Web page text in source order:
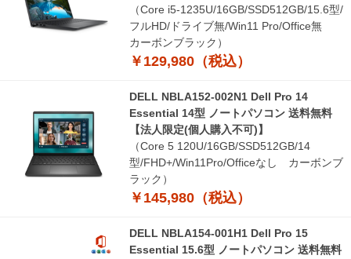
（Core i5-1235U/16GB/SSD512GB/15.6型/
フルHD/ドライブ無/Win11 Pro/Office無
カーボンブラック）
￥129,980（税込）
DELL NBLA152-002N1 Dell Pro 14
Essential 14型 ノートパソコン 送料無料
【法人限定(個人購入不可)】
（Core 5 120U/16GB/SSD512GB/14
型/FHD+/Win11Pro/Officeなし カーボンブ
ラック）
￥145,980（税込）
DELL NBLA154-001H1 Dell Pro 15
Essential 15.6型 ノートパソコン 送料無料